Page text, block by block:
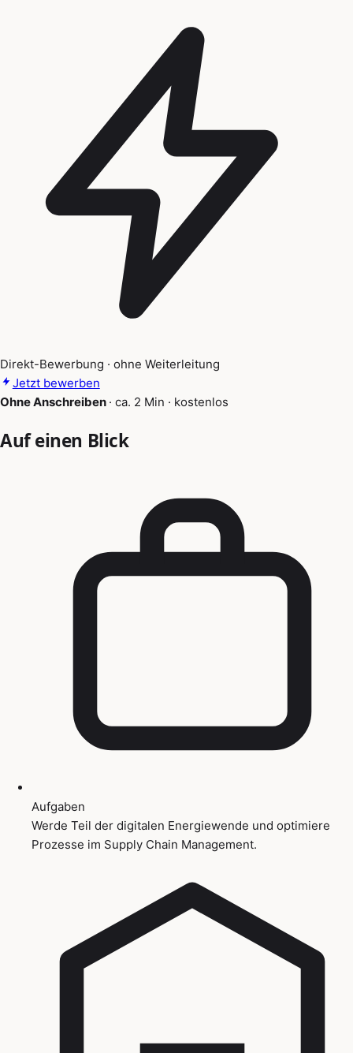
Direkt-Bewerbung · ohne Weiterleitung
Jetzt bewerben
Ohne Anschreiben · ca. 2 Min · kostenlos
Auf einen Blick
Aufgaben
Werde Teil der digitalen Energiewende und optimiere
Prozesse im Supply Chain Management.